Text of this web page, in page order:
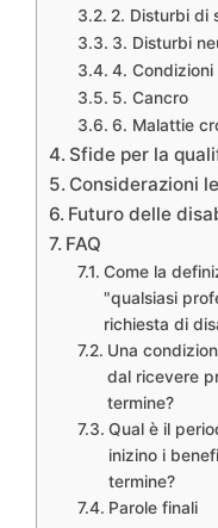
2. Disturbi di
3. Disturbi
4.
5. Cancro
6. Malattie
Sfide per la
Considerazioni
Futuro delle
FAQ
Come la
"qualsiasi
richiesta di
Una
dal ricevere
termine?
Qual è il
inizino i
termine?
Parole finali